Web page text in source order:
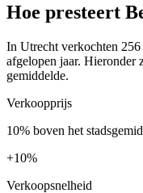
Hoe presteert
In Utrecht verkochten
afgelopen jaar. Hieronder
gemiddelde.
Verkoopprijs
10% boven het
+10%
Verkoopsnelheid